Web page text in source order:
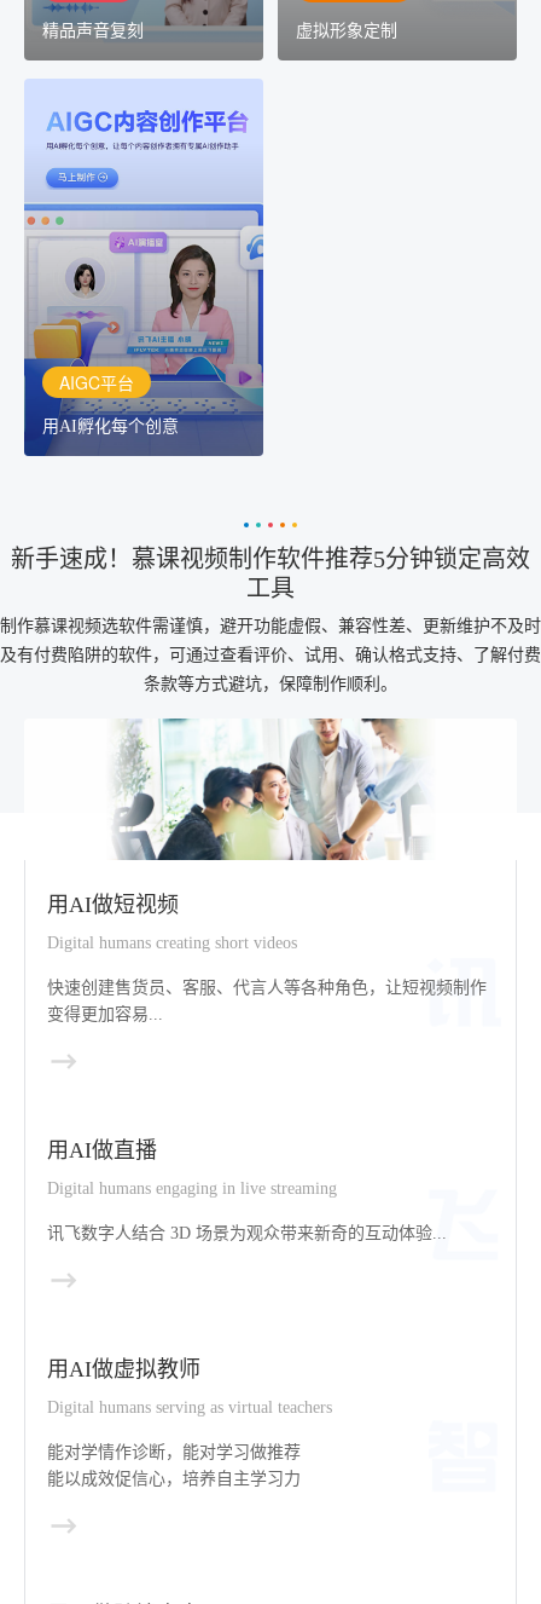
精品声音复刻 虚拟形象定制
AIGC平台
用AI孵化每个创意
AIGC平台
用AI孵化每个创意
讯飞AIGC平台：让每个创
作者都拥有自己的专注AI
创作助手
新手速成！慕课视频制作软件推荐5分钟锁定高效
工具
制作慕课视频选软件需谨慎，避开功能虚假、兼容性差、更新维护不及时
及有付费陷阱的软件，可通过查看评价、试用、确认格式支持、了解付费
条款等方式避坑，保障制作顺利。
用AI做短视频
Digital humans creating short videos
快速创建售货员、客服、代言人等各种角色，让短视频制作
变得更加容易...
用AI做直播
Digital humans engaging in live streaming
讯飞数字人结合 3D 场景为观众带来新奇的互动体验...
用AI做虚拟教师
Digital humans serving as virtual teachers
能对学情作诊断，能对学习做推荐
能以成效促信心，培养自主学习力